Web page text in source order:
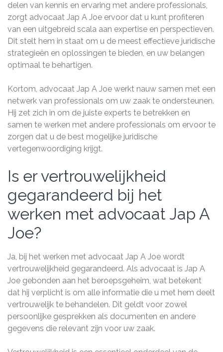
delen van kennis en ervaring met andere professionals,
zorgt advocaat Jap A Joe ervoor dat u kunt profiteren
van een uitgebreid scala aan expertise en perspectieven.
Dit stelt hem in staat om u de meest effectieve juridische
strategieën en oplossingen te bieden, en uw belangen
optimaal te behartigen.
Kortom, advocaat Jap A Joe werkt nauw samen met een
netwerk van professionals om uw zaak te ondersteunen.
Hij zet zich in om de juiste experts te betrekken en
samen te werken met andere professionals om ervoor te
zorgen dat u de best mogelijke juridische
vertegenwoordiging krijgt.
Is er vertrouwelijkheid
gegarandeerd bij het
werken met advocaat Jap A
Joe?
Ja, bij het werken met advocaat Jap A Joe wordt
vertrouwelijkheid gegarandeerd. Als advocaat is Jap A
Joe gebonden aan het beroepsgeheim, wat betekent
dat hij verplicht is om alle informatie die u met hem deelt
vertrouwelijk te behandelen. Dit geldt voor zowel
persoonlijke gesprekken als documenten en andere
gegevens die relevant zijn voor uw zaak.